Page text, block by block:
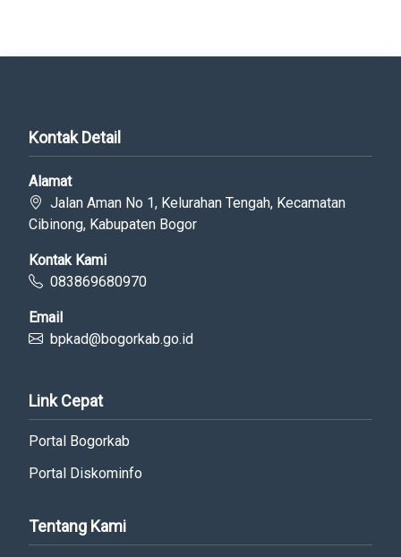
Kontak Detail
Alamat
Jalan Aman No 1, Kelurahan Tengah, Kecamatan
Cibinong, Kabupaten Bogor
Kontak Kami
083869680970
Email
bpkad@bogorkab.go.id
Link Cepat
Portal Bogorkab
Portal Diskominfo
Tentang Kami